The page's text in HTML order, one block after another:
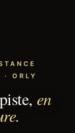
ORLY
en